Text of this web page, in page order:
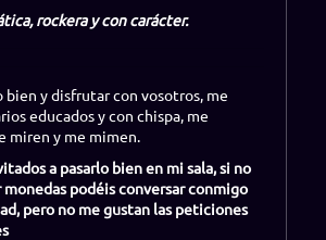
rockera y con carácter.
bien y disfrutar con vosotros, me
educados y con chispa, me
miren y me mimen.
a pasarlo bien en mi sala, si no
podéis conversar conmigo
pero no me gustan las peticiones